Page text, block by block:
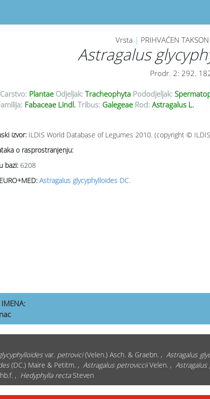
Vrsta | PRIHVAĆEN
Astragalus
Prodr. 2: 292.
Carstvo: Plantae Odjeljak: Tracheophyta Pododjeljak:
Fabaceae Lindl. Tribus: Galegeae Rod: Astragalus L.
izvor: ILDIS World Database of Legumes 2010. (copyright ©
o rasprostranjenju:
bazi: 6208
Astragalus glycyphylloides DC.
var. petrovici(Velen.) Asch. & Graebn. , Astragalus
(DC.) Maire & Petitm. , Astragalus petrovicciiVelen. , Astragalus
, Hedyphylla rectaSteven